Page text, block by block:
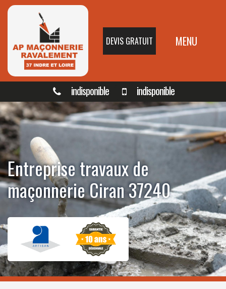
DEVIS GRATUIT MENU
indisponible indisponible
Entreprise travaux de
maçonnerie Ciran 37240